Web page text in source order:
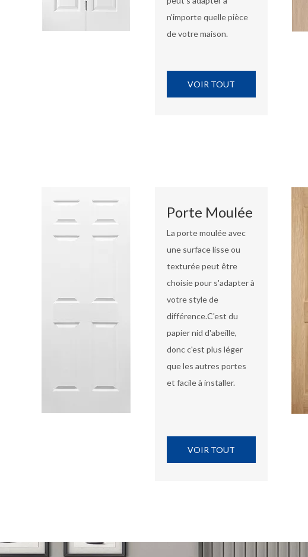
n'importe quelle pièce
de votre maison.
VOIR TOUT
Porte Moulée
La porte moulée avec
une surface lisse ou
texturée peut être
choisie pour s'adapter à
votre style de
différence.C'est du
papier nid d'abeille,
donc c'est plus léger
que les autres portes
et facile à installer.
VOIR TOUT